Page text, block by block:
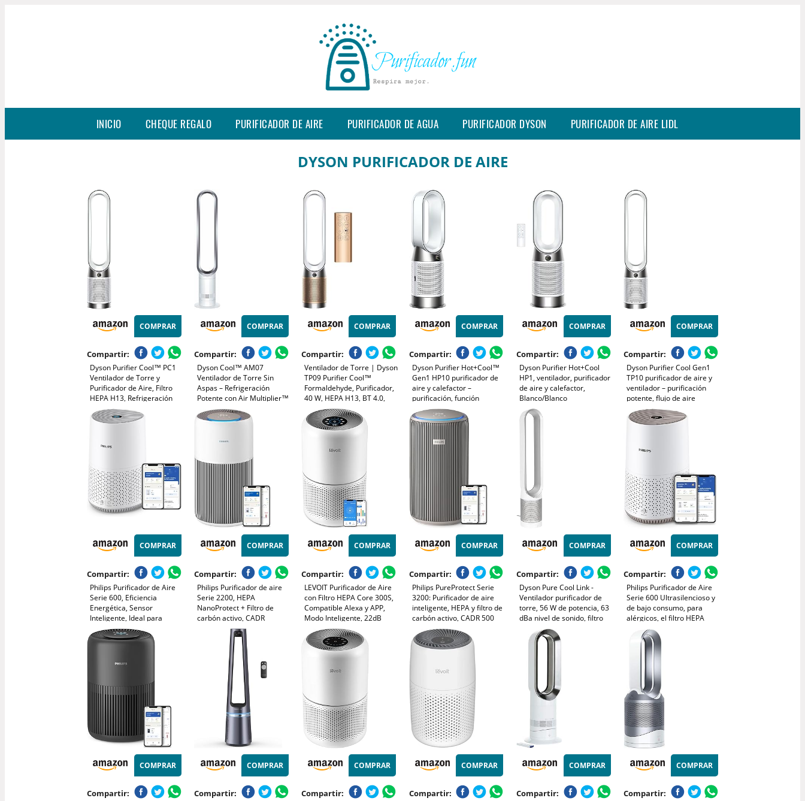
INICIO CHEQUE REGALO PURIFICADOR DE AIRE PURIFICADOR DE AGUA PURIFICADOR DYSON PURIFICADOR DE AIRE LIDL
DYSON PURIFICADOR DE AIRE
COMPRAR
Compartir:
Dyson Purifier Cool™ PC1
Ventilador de Torre y
Purificador de Aire, Filtro
HEPA H13, Refrigeración
Potente, Control por App y
Mando, Sin Aspas,
COMPRAR
Compartir:
Dyson Cool™ AM07
Ventilador de Torre Sin
Aspas – Refrigeración
Potente con Air Multiplier™
para Espacios Grandes,
Funcionamiento Silencioso,
de 70°, Control Remoto
COMPRAR
Compartir:
Ventilador de Torre | Dyson
TP09 Purifier Cool™
Formaldehyde, Purificador,
40 W, HEPA H13, BT 4.0,
WiFi, Oro
COMPRAR
Compartir:
Dyson Purifier Hot+Cool™
Gen1 HP10 purificador de
aire y calefactor –
purificación, función
calefacción y refrigeración
(Plata)
COMPRAR
Compartir:
Dyson Purifier Hot+Cool
HP1, ventilador, purificador
de aire y calefactor,
Blanco/Blanco
COMPRAR
Compartir:
Dyson Purifier Cool Gen1
TP10 purificador de aire y
ventilador – purificación
potente, flujo de aire
refrescante (Blanco)
COMPRAR
Compartir:
Philips Purificador de Aire
Serie 600, Eficiencia
Energética, Sensor
Inteligente, Ideal para
Alérgicos, Filtro HEPA
99,97%, Cubre Hasta 44 m²,
COMPRAR
Compartir:
Philips Purificador de aire
Serie 2200, HEPA
NanoProtect + Filtro de
carbón activo, CADR
400m³/h para 104m²,
Personas alérgicas, Ultra
silencioso, Filtro inteligente
y duradero (AC2210/10)
COMPRAR
Compartir:
LEVOIT Purificador de Aire
con Filtro HEPA Core 300S,
Compatible Alexa y APP,
Modo Inteligente, 22dB
Modo de Sueño Silencioso,
Elimina 99.97% de Alergia
Polen Ácaros Humo Pelo de
Mascota, Bajo Consumo
COMPRAR
Compartir:
Philips PureProtect Serie
3200: Purificador de aire
inteligente, HEPA y filtro de
carbón activo, CADR 500
m³/h para 130 m²,
ultrasilencioso, captura el
99,97% de alérgenos, App
COMPRAR
Compartir:
Dyson Pure Cool Link -
Ventilador purificador de
torre, 56 W de potencia, 63
dBa nivel de sonido, filtro
HEPA, 410 l/s, color blanco
COMPRAR
Compartir:
Philips Purificador de Aire
Serie 600 Ultrasilencioso y
de bajo consumo, para
alérgicos, el filtro HEPA
elimina el 99,97% de los
contaminantes, cubre hasta
44m2, controlado por app,
blanco (AC0650/10)
COMPRAR
Compartir:
COMPRAR
Compartir:
COMPRAR
Compartir:
COMPRAR
Compartir:
COMPRAR
Compartir:
COMPRAR
Compartir: